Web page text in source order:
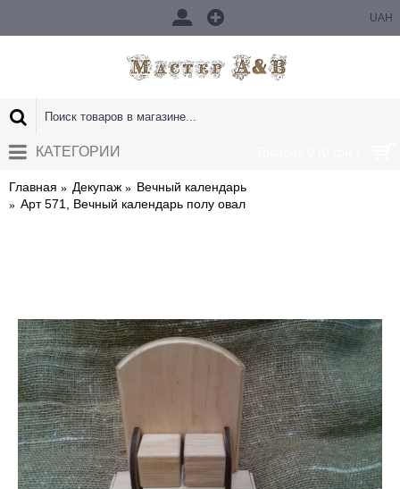
UAH
КАТЕГОРИИ
Главная Декупаж
Вечный календарь
Арт 571, Вечный календарь полу овал